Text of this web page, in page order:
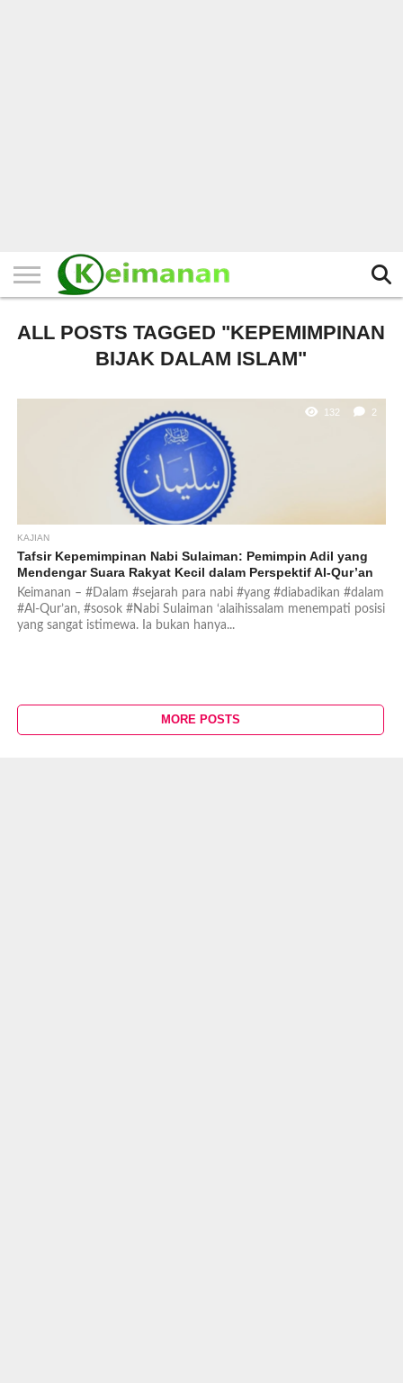
ALL POSTS TAGGED "KEPEMIMPINAN
BIJAK DALAM ISLAM"
132 2
KAJIAN
Tafsir Kepemimpinan Nabi Sulaiman: Pemimpin Adil yang
Mendengar Suara Rakyat Kecil dalam Perspektif Al-Qur’an
Keimanan – #Dalam #sejarah para nabi #yang #diabadikan #dalam
#Al-Qur’an, #sosok #Nabi Sulaiman ‘alaihissalam menempati posisi
yang sangat istimewa. Ia bukan hanya...
MORE POSTS